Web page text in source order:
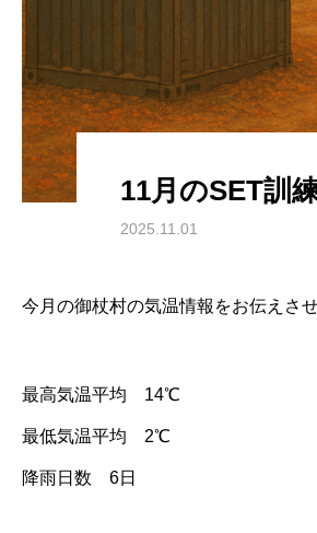
11月のSET訓
2025.11.01
今月の御杖村の気温情報をお伝えさ
最高気温平均 14℃
最低気温平均 2℃
降雨日数 6日